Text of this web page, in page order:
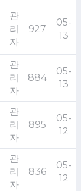
관
리
자
927
05-
13
관
리
자
884
05-
13
관
리
자
895
05-
12
관
리
자
836
05-
12